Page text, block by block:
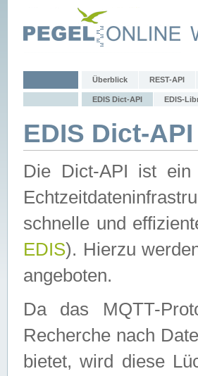
Überblick REST-API
EDIS Dict-API EDIS-
EDIS Dict-
Die Dict-API ist ein
schnelle und
EDIS). Hierzu
angeboten.
Da das MQTT-
Recherche nach
bietet, wird diese